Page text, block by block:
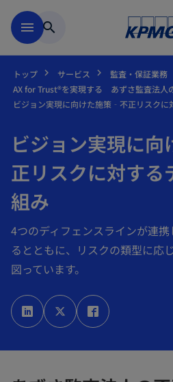
menu search
トップ サービス
監査・保証業務
AX for Trust®を実現する あずさ監査法人
ビジョン実現に向けた施策‐不正リスクに
ビジョン実現に
正リスクに対する
組み
4つのディフェンスラインが連
るとともに、リスクの類型に応
図っています。
新
し
い
タ
新
し
い
タ
し
い